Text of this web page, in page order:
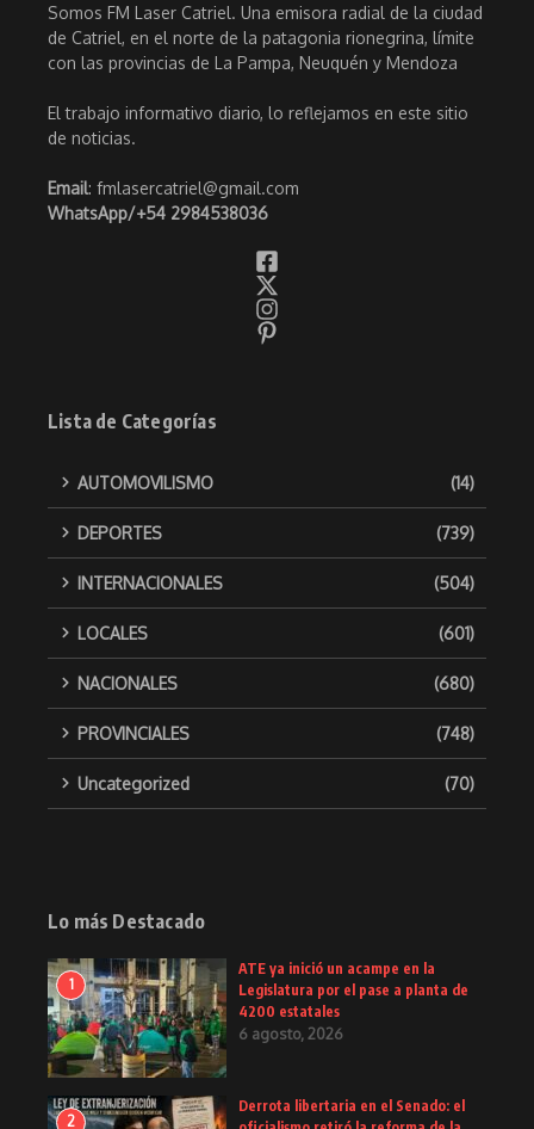
Somos FM Laser Catriel. Una emisora radial de la ciudad
de Catriel, en el norte de la patagonia rionegrina, límite
con las provincias de La Pampa, Neuquén y Mendoza
El trabajo informativo diario, lo reflejamos en este sitio
de noticias.
Email: fmlasercatriel@gmail.com
WhatsApp/+54 2984538036
Lista de Categorías
AUTOMOVILISMO (14)
DEPORTES (739)
INTERNACIONALES (504)
LOCALES (601)
NACIONALES (680)
PROVINCIALES (748)
Uncategorized (70)
Lo más Destacado
1
ATE ya inició un acampe en la
Legislatura por el pase a planta de
4200 estatales
6 agosto, 2026
2
Derrota libertaria en el Senado: el